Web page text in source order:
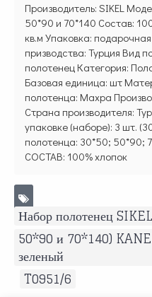
Производитель: SIKEL
50*90 и 70*140 Состав:
кв.м Упаковка:
призводства: Турция Вид
полотенец Категория:
Базовая единица: шт
полотенца: Махра
Страна производителя:
упаковке (наборе): 3 шт.
полотенца: 30*50; 50*90;
СОСТАВ: 100% хлопок
Набор полотенец
50*90 и 70*140)
зеленый
T0951/6